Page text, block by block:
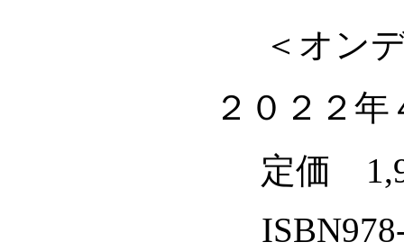
＜オン
２０２２
定価